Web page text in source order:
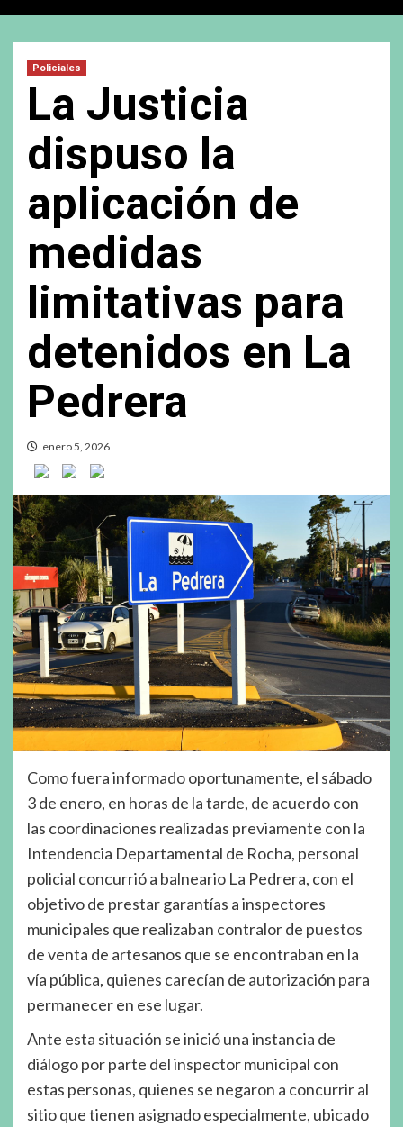
Policiales
La Justicia
dispuso la
aplicación de
medidas
limitativas para
detenidos en La
Pedrera
enero 5, 2026
Como fuera informado oportunamente, el sábado
3 de enero, en horas de la tarde, de acuerdo con
las coordinaciones realizadas previamente con la
Intendencia Departamental de Rocha, personal
policial concurrió a balneario La Pedrera, con el
objetivo de prestar garantías a inspectores
municipales que realizaban contralor de puestos
de venta de artesanos que se encontraban en la
vía pública, quienes carecían de autorización para
permanecer en ese lugar.
Ante esta situación se inició una instancia de
diálogo por parte del inspector municipal con
estas personas, quienes se negaron a concurrir al
sitio que tienen asignado especialmente, ubicado